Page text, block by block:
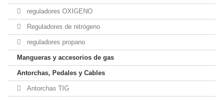
reguladores OXIGENO
Reguladores de nitrógeno
reguladores propano
Mangueras y accesorios de gas
Antorchas, Pedales y Cables
Antorchas TIG